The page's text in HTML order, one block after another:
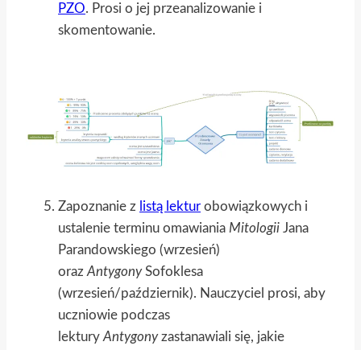
PZO. Prosi o jej przeanalizowanie i
skomentowanie.
Zapoznanie z listą lektur obowiązkowych i
ustalenie terminu omawiania Mitologii Jana
Parandowskiego (wrzesień)
oraz AntygonySofoklesa
(wrzesień/październik). Nauczyciel prosi, aby
uczniowie podczas
lektury Antygonyzastanawiali się, jakie